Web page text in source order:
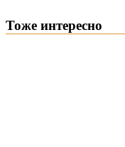
Тоже интересно